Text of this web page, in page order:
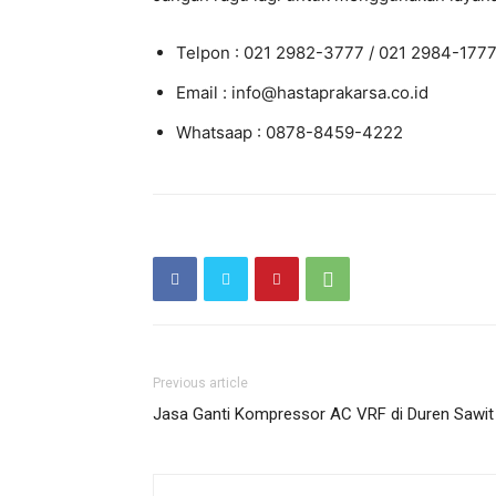
Telpon : 021 2982-3777 / 021 2984-1777
Email : info@hastaprakarsa.co.id
Whatsaap : 0878-8459-4222
Previous article
Jasa Ganti Kompressor AC VRF di Duren Sawit